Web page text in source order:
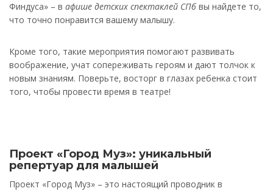
Финдуса» – в афише детских спектаклей СПб вы найдете то,
что точно понравится вашему малышу.
Кроме того, такие мероприятия помогают развивать
воображение, учат сопереживать героям и дают толчок к
новым знаниям. Поверьте, восторг в глазах ребенка стоит
того, чтобы провести время в театре!
Проект «Город Муз»: уникальный
репертуар для малышей
Проект «Город Муз» – это настоящий проводник в